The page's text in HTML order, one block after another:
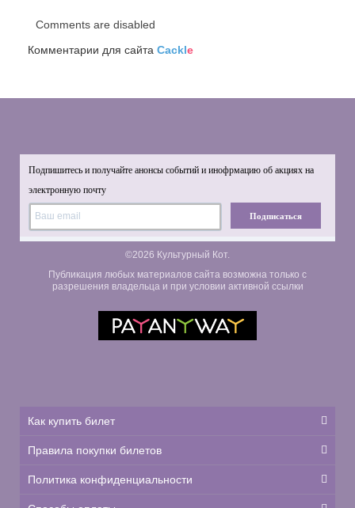
Comments are disabled
Комментарии для сайта Cackle
Подпишитесь и получайте анонсы событий и инофрмацию об акциях на
электронную почту
Подписаться
©2026 Культурный Кот.
Публикация любых материалов сайта возможна только с
разрешения владельца и при условии активной ссылки
Как купить билет
Правила покупки билетов
Политика конфиденциальности